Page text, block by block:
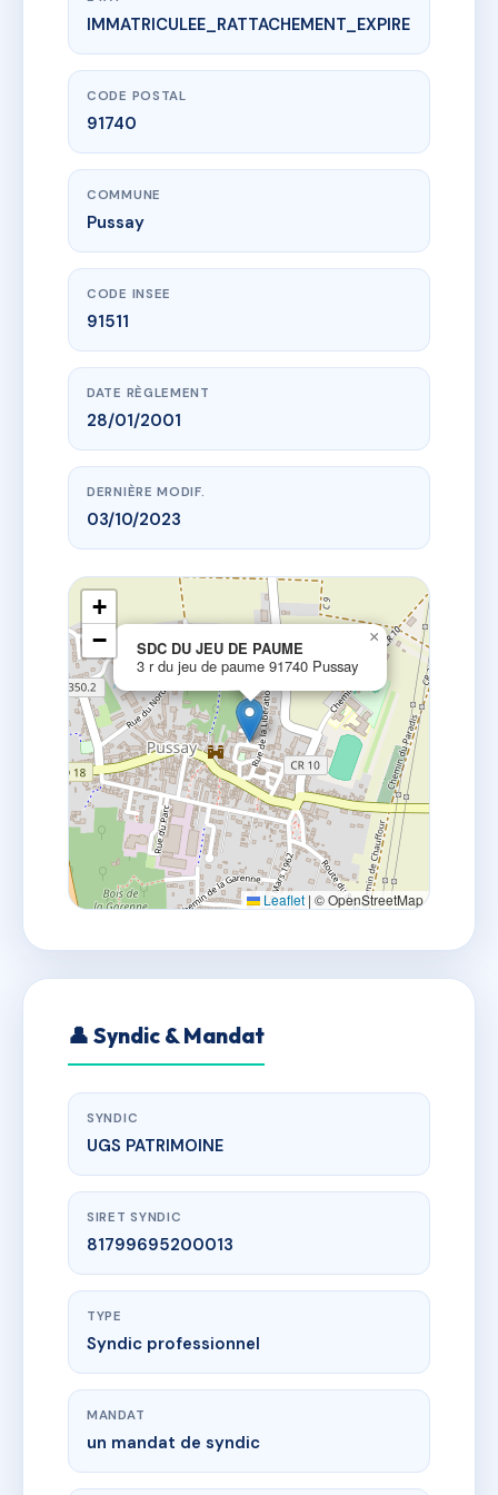
www.vme.plus/AG4143269
SDC DU JEU DE PAUME
3 r du jeu de paume
IMMATRICULEE_RATTACHEMENT_EXPIRE
CODE POSTAL
91740
COMMUNE
Pussay
CODE INSEE
91511
DATE RÈGLEMENT
28/01/2001
DERNIÈRE MODIF.
03/10/2023
SDC DU JEU DE PAUME
3 r du jeu de paume 91740 Pussay
×
+
−
Leaflet | © OpenStreetMap
👤 Syndic & Mandat
SYNDIC
UGS PATRIMOINE
SIRET SYNDIC
81799695200013
TYPE
Syndic professionnel
MANDAT
un mandat de syndic